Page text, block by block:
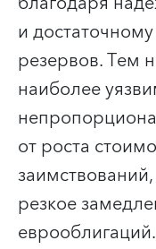
и
резервов. Тем
наиболее
от роста
резкое
еврооблигаций.